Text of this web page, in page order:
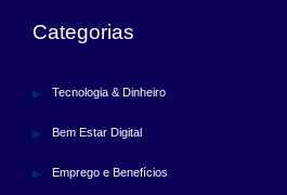
Categorias
Tecnologia & Dinheiro
Bem Estar Digital
Emprego e Benefícios